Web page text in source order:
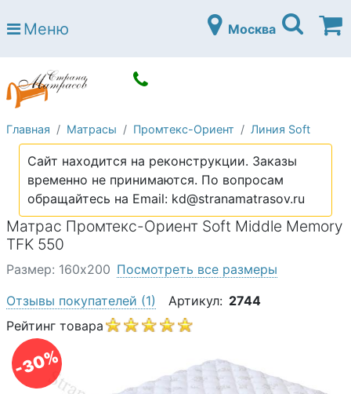
Страна матрасов
Open submenu (Матрасы)
Open submenu (Кровати)
Кровати
Open submenu (Аксессуары)
Open submenu (Диваны)
Диваны
Open submenu (Постельное белье)
Постельное белье
Open submenu (Мебель)
Мебель
Open submenu (Основания)
Основания
Детские матрасы
Детские кровати
Open submenu (Шкафы)
Шкафы
О компании
Меню Москва
Главная Матрасы Промтекс-Ориент Линия Soft
Сайт находится на реконструкции. Заказы
временно не принимаются. По вопросам
обращайтесь на Email: kd@stranamatrasov.ru
Матрас Промтекс-Ориент Soft Middle Memory
TFK 550
-30%
Размер: 160х200 Посмотреть все размеры
Отзывы покупателей (1) Артикул: 2744
Рейтинг товара